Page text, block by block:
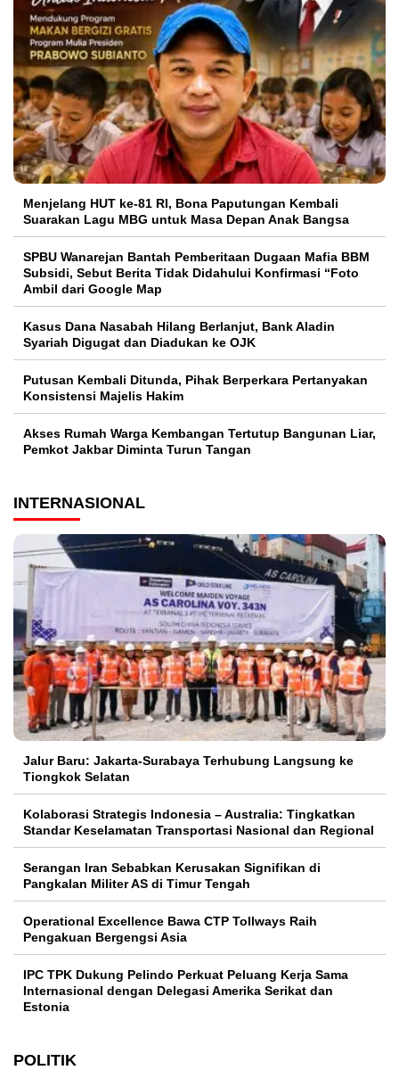
Menjelang HUT ke-81 RI, Bona Paputungan Kembali
Suarakan Lagu MBG untuk Masa Depan Anak Bangsa
SPBU Wanarejan Bantah Pemberitaan Dugaan Mafia BBM
Subsidi, Sebut Berita Tidak Didahului Konfirmasi “Foto
Ambil dari Google Map
Kasus Dana Nasabah Hilang Berlanjut, Bank Aladin
Syariah Digugat dan Diadukan ke OJK
Putusan Kembali Ditunda, Pihak Berperkara Pertanyakan
Konsistensi Majelis Hakim
Akses Rumah Warga Kembangan Tertutup Bangunan Liar,
Pemkot Jakbar Diminta Turun Tangan
INTERNASIONAL
Jalur Baru: Jakarta-Surabaya Terhubung Langsung ke
Tiongkok Selatan
Kolaborasi Strategis Indonesia – Australia: Tingkatkan
Standar Keselamatan Transportasi Nasional dan Regional
Serangan Iran Sebabkan Kerusakan Signifikan di
Pangkalan Militer AS di Timur Tengah
Operational Excellence Bawa CTP Tollways Raih
Pengakuan Bergengsi Asia
IPC TPK Dukung Pelindo Perkuat Peluang Kerja Sama
Internasional dengan Delegasi Amerika Serikat dan
Estonia
POLITIK